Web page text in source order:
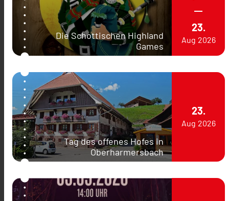
Die Schottischen Highland
Games
23.
Aug 2026
Tag des offenes Hofes in
Oberharmersbach
23.
Aug 2026